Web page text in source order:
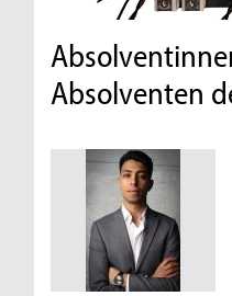
Absolventen